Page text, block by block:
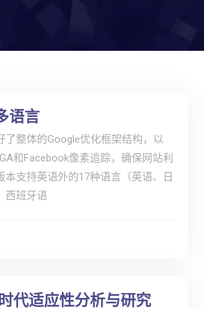
语言
了整体的Google优化框架结构，以
和Facebook像素追踪，确保网站利
本支持英语外的17种语言（英语、日
西班牙语
代适应性分析与研究